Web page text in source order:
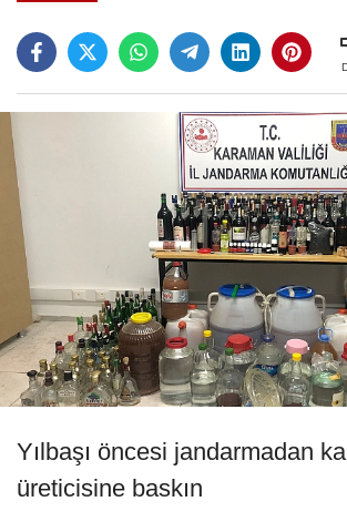
Yılbaşı öncesi jandarmadan
üreticisine baskın